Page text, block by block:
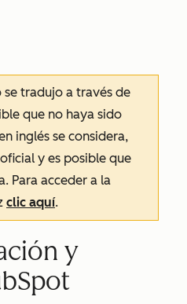
se tradujo a través de
que no haya sido
inglés se considera,
y es posible que
Para acceder a la
clic aquí.
y